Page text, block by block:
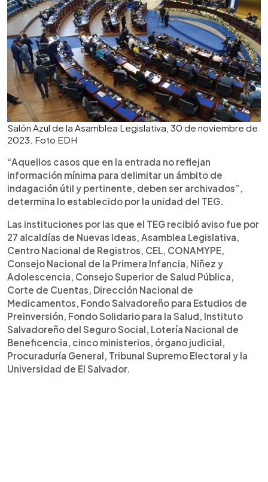
Salón Azul de la Asamblea Legislativa, 30 de noviembre de
2023. Foto EDH
“Aquellos casos que en la entrada no reflejan
información mínima para delimitar un ámbito de
indagación útil y pertinente, deben ser archivados”,
determina lo establecido por la unidad del TEG.
Las instituciones por las que el TEG recibió aviso fue por
27 alcaldías de Nuevas Ideas, Asamblea Legislativa,
Centro Nacional de Registros, CEL, CONAMYPE,
Consejo Nacional de la Primera Infancia, Niñez y
Adolescencia, Consejo Superior de Salud Pública,
Corte de Cuentas, Dirección Nacional de
Medicamentos, Fondo Salvadoreño para Estudios de
Preinversión, Fondo Solidario para la Salud, Instituto
Salvadoreño del Seguro Social, Lotería Nacional de
Beneficencia, cinco ministerios, órgano judicial,
Procuraduría General, Tribunal Supremo Electoral y la
Universidad de El Salvador.